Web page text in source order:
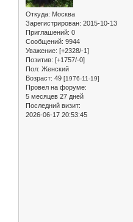
Откуда: Москва
Зарегистрирован: 2015-10-13
Приглашений: 0
Сообщений: 9944
Уважение: [+2328/-1]
Позитив: [+1757/-0]
Пол: Женский
Возраст: 49 [1976-11-19]
Провел на форуме:
5 месяцев 27 дней
Последний визит:
2026-06-17 20:53:45